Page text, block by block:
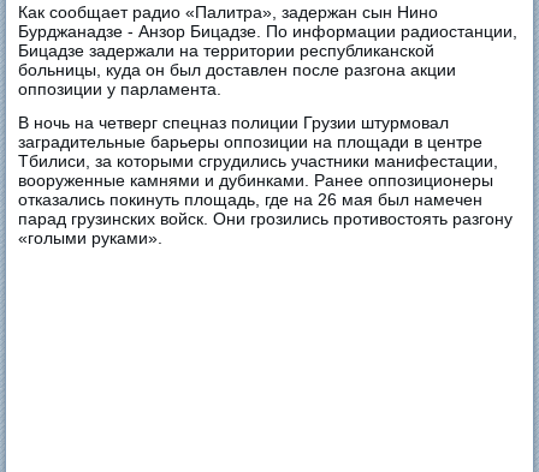
Как сообщает радио «Палитра», задержан сын Нино
Бурджанадзе - Анзор Бицадзе. По информации радиостанции,
Бицадзе задержали на территории республиканской
больницы, куда он был доставлен после разгона акции
оппозиции у парламента.
В ночь на четверг спецназ полиции Грузии штурмовал
заградительные барьеры оппозиции на площади в центре
Тбилиси, за которыми сгрудились участники манифестации,
вооруженные камнями и дубинками. Ранее оппозиционеры
отказались покинуть площадь, где на 26 мая был намечен
парад грузинских войск. Они грозились противостоять разгону
«голыми руками».